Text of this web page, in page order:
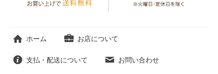
ホーム お店について
支払・配送について お問い合わせ